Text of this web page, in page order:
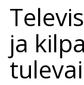
ja